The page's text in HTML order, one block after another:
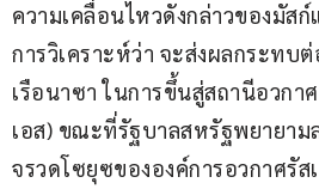
ความเคลื่อนไหวดังกล่าวของมัส
การวิเคราะห์ว่า จะส่งผลกระทบ
เรือนาซา ในการขึ้นสู่สถานีอวกา
เอส) ขณะที่รัฐบาลสหรัฐพยายาม
จรวดโซยุซขององค์การอวกาศรั